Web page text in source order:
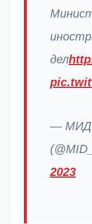
дел
— МИД
2023